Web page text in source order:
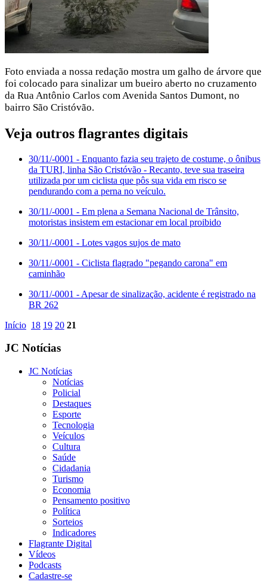
Foto enviada a nossa redação mostra um galho de árvore que
foi colocado para sinalizar um bueiro aberto no cruzamento
da Rua Antônio Carlos com Avenida Santos Dumont, no
bairro São Cristóvão.
Veja outros flagrantes digitais
30/11/-0001 - Enquanto fazia seu trajeto de costume, o ônibus
da TURI, linha São Cristóvão - Recanto, teve sua traseira
utilizada por um ciclista que pôs sua vida em risco se
pendurando com a perna no veículo.
30/11/-0001 - Em plena a Semana Nacional de Trânsito,
motoristas insistem em estacionar em local proibido
30/11/-0001 - Lotes vagos sujos de mato
30/11/-0001 - Ciclista flagrado "pegando carona" em
caminhão
30/11/-0001 - Apesar de sinalização, acidente é registrado na
BR 262
Início 18 19 20 21
JC Notícias
JC Notícias
Notícias
Policial
Destaques
Esporte
Tecnologia
Veículos
Cultura
Saúde
Cidadania
Turismo
Economia
Pensamento positivo
Política
Sorteios
Indicadores
Flagrante Digital
Vídeos
Podcasts
Cadastre-se